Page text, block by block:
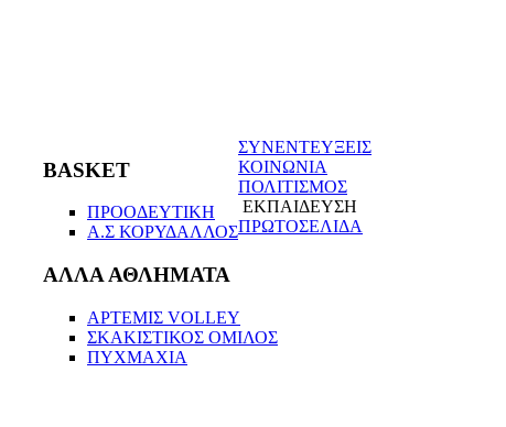
BASKET
ΠΡΟΟΔΕΥΤΙΚΗ
Α.Σ ΚΟΡΥΔΑΛΛΟΣ
ΑΛΛΑ ΑΘΛΗΜΑΤΑ
ΑΡΤΕΜΙΣ VOLLEΥ
ΣΚΑΚΙΣΤΙΚΟΣ ΟΜΙΛΟΣ
ΠΥΧΜΑΧΙΑ
ΣΥΝΕΝΤΕΥΞΕΙΣ
ΚΟΙΝΩΝΙΑ
ΠΟΛΙΤΙΣΜΟΣ
ΕΚΠΑΙΔΕΥΣΗ
ΠΡΩΤΟΣΕΛΙΔΑ